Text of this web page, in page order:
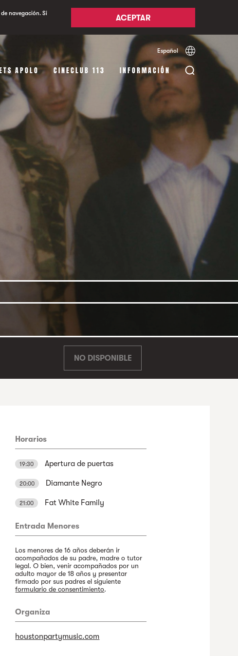
navegación. Si
ACEPTAR
Español Català English
APOLO CINECLUB 113 INFORMACIÓN
NO DISPONIBLE
Horarios
19:30 Apertura de puertas
20:00 Diamante Negro
21:00 Fat White Family
Entrada Menores
Los menores de 16 años deberán ir
acompañados de su padre, madre o tutor
legal. O bien, venir acompañados por un
adulto mayor de 18 años y presentar
firmado por sus padres el siguiente
formulario de consentimiento.
Organiza
houstonpartymusic.com